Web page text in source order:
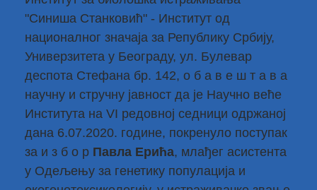
"Синиша Станковић" - Институт од
националног значаја за Републику Србију,
Универзитета у Београду, ул. Булевар
деспота Стефана бр. 142, о б а в е ш т а в а
научну и стручну јавност да је Научно веће
Института на VI редовној седници одржаној
дана 6.07.2020. године, покренуло поступак
за и з б о р Павла Ерића, млађег асистента
у Одељењу за генетику популација и